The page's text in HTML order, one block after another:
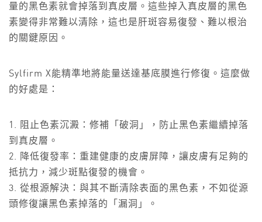
量的黑色素就會掉落到真皮層。這些掉入真皮層的黑色
素變得非常難以清除，這也是肝斑容易復發、難以根治
的關鍵原因。
Sylfirm X能精準地將能量送達基底膜進行修復。這麼做
的好處是：
1. 阻止色素沉澱：修補「破洞」，防止黑色素繼續掉落
到真皮層。
2. 降低復發率：重建健康的皮膚屏障，讓皮膚有足夠的
抵抗力，減少斑點復發的機會。
3. 從根源解決：與其不斷清除表面的黑色素，不如從源
頭修復讓黑色素掉落的「漏洞」。